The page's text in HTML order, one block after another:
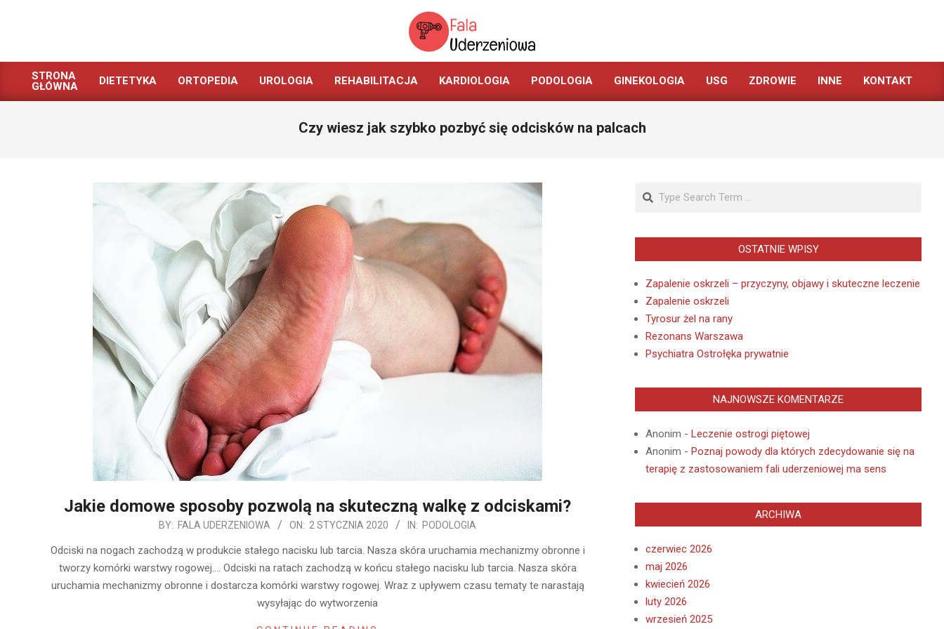
SERWIS
POŚWIĘCONY
FALII
UDERZENIOWEJ
Primary
STRONA
GŁÓWNA
DIETETYKA ORTOPEDIA UROLOGIA REHABILITACJA KARDIOLOGIA PODOLOGIA GINEKOLOGIA USG ZDROWIE INNE KONTAKT
Czy wiesz jak szybko pozbyć się odcisków na palcach
Jakie domowe sposoby pozwolą na skuteczną walkę z odciskami?
BY: FALA UDERZENIOWA ON: 2 STYCZNIA 2020 IN: PODOLOGIA
Odciski na nogach zachodzą w produkcie stałego nacisku lub tarcia. Nasza skóra uruchamia mechanizmy obronne i
tworzy komórki warstwy rogowej…. Odciski na ratach zachodzą w końcu stałego nacisku lub tarcia. Nasza skóra
uruchamia mechanizmy obronne i dostarcza komórki warstwy rogowej. Wraz z upływem czasu tematy te narastają
wysyłając do wytworzenia
Search
OSTATNIE WPISY
Zapalenie oskrzeli – przyczyny, objawy i skuteczne leczenie
Zapalenie oskrzeli
Tyrosur żel na rany
Rezonans Warszawa
Psychiatra Ostrołęka prywatnie
NAJNOWSZE KOMENTARZE
Anonim - Leczenie ostrogi piętowej
Anonim - Poznaj powody dla których zdecydowanie się na
terapię z zastosowaniem fali uderzeniowej ma sens
ARCHIWA
czerwiec 2026
maj 2026
kwiecień 2026
luty 2026
wrzesień 2025